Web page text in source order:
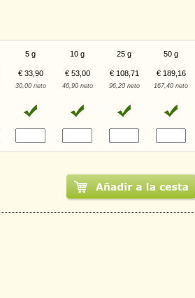
5 g 10 g 25 g 50 g
€ 33,90 € 53,00 € 108,71 € 189,16
30,00 neto 46,90 neto 96,20 neto 167,40 neto